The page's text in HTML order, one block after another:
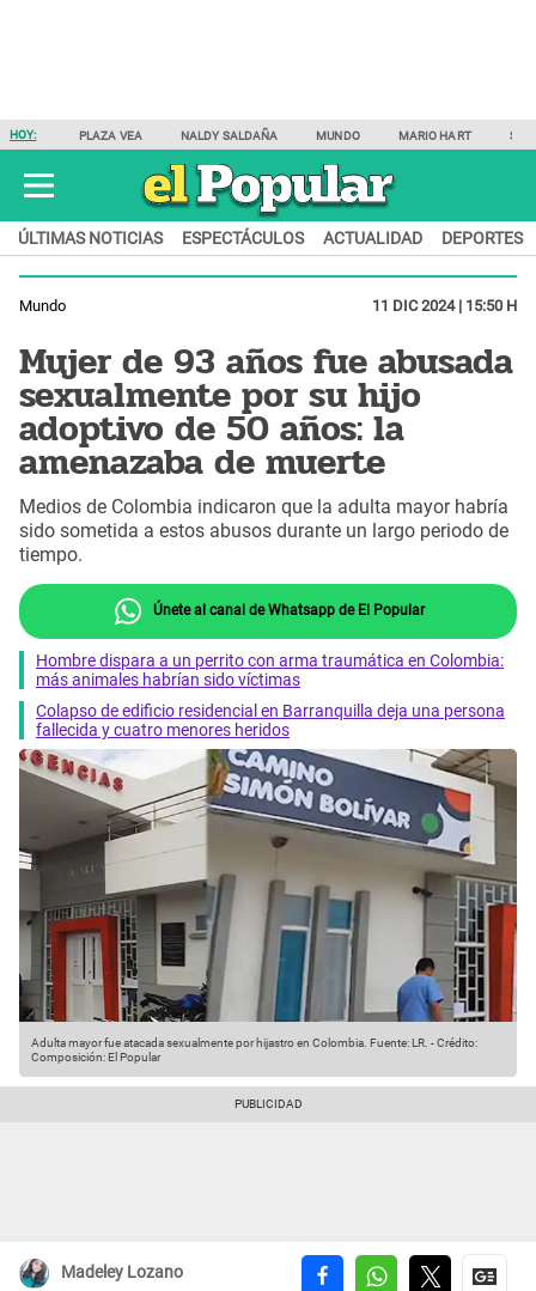
HOY: PLAZA VEA NALDY SALDAÑA MUNDO MARIO HART
ÚLTIMAS NOTICIAS ESPECTÁCULOS ACTUALIDAD DEPORTES
Mundo 11 DIC 2024 | 15:50 H
Mujer de 93 años fue abusada
sexualmente por su hijo
adoptivo de 50 años: la
amenazaba de muerte
Medios de Colombia indicaron que la adulta mayor habría
sido sometida a estos abusos durante un largo periodo de
tiempo.
Únete al canal de Whatsapp de El Popular
Hombre dispara a un perrito con arma traumática en Colombia:
más animales habrían sido víctimas
Colapso de edificio residencial en Barranquilla deja una persona
fallecida y cuatro menores heridos
Adulta mayor fue atacada sexualmente por hijastro en Colombia. Fuente: LR. -Crédito:
Composición: El Popular
Madeley Lozano